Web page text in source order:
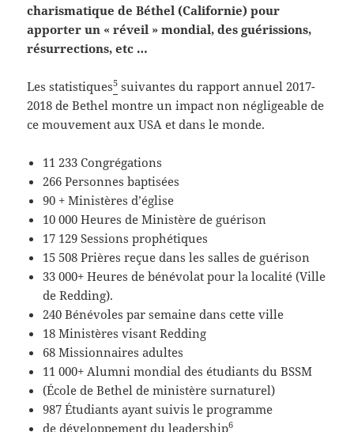
charismatique de Béthel (Californie) pour
apporter un « réveil » mondial, des guérissions,
résurrections, etc …
Les statistiques5 suivantes du rapport annuel 2017-
2018 de Bethel montre un impact non négligeable de
ce mouvement aux USA et dans le monde.
11 233 Congrégations
266 Personnes baptisées
90 + Ministères d’église
10 000 Heures de Ministère de guérison
17 129 Sessions prophétiques
15 508 Prières reçue dans les salles de guérison
33 000+ Heures de bénévolat pour la localité (Ville
de Redding).
240 Bénévoles par semaine dans cette ville
18 Ministères visant Redding
68 Missionnaires adultes
11 000+ Alumni mondial des étudiants du BSSM
(École de Bethel de ministère surnaturel)
987 Étudiants ayant suivis le programme
de développement du leadership6